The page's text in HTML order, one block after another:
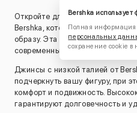
Откройте для себя трендовые
Bershka, которые добавят
образу. Эта модель джинсов
современных и стильных
Джинсы с низкой талией от
подчеркнуть вашу фигуру, при
комфорт и подвижность.
гарантируют долговечность и
Bershka
Полная информация
персональных
сохранение cookie в